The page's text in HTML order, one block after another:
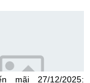
mãi 27/12/2025: